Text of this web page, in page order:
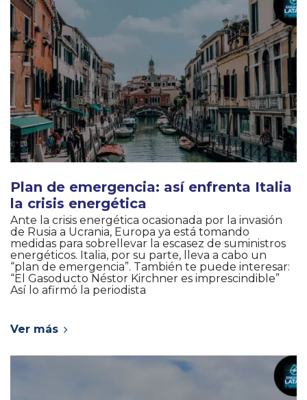
Plan de emergencia: así enfrenta Italia
la crisis energética
Ante la crisis energética ocasionada por la invasión
de Rusia a Ucrania, Europa ya está tomando
medidas para sobrellevar la escasez de suministros
energéticos. Italia, por su parte, lleva a cabo un
“plan de emergencia”. También te puede interesar:
“El Gasoducto Néstor Kirchner es imprescindible”
Así lo afirmó la periodista
Ver más